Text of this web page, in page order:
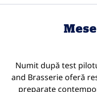
Numit după test
and Brasserie oferă
preparate